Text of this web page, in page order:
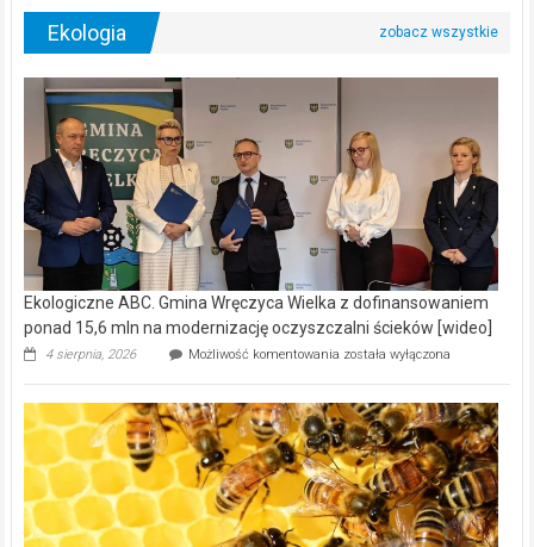
Ekologia
Ekologiczne ABC. Gmina Wręczyca Wielka z dofinansowaniem
ponad 15,6 mln na modernizację oczyszczalni ścieków [wideo]
4 sierpnia, 2026 Możliwość komentowania Ekologiczne
Wręczyca
Wielka
z
dofinansowaniem
ponad
15,6
mln
na
została wyłączona